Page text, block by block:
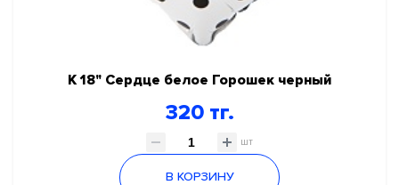
К 18" Сердце белое Горошек черный
320 тг.
шт
В КОРЗИНУ